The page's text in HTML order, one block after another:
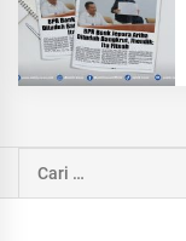
Cari
untuk: